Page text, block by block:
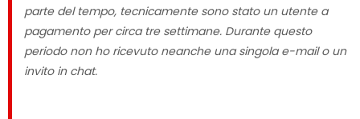
parte del tempo, tecnicamente sono stato un utente a
pagamento per circa tre settimane. Durante questo
periodo non ho ricevuto neanche una singola e-mail o un
invito in chat.